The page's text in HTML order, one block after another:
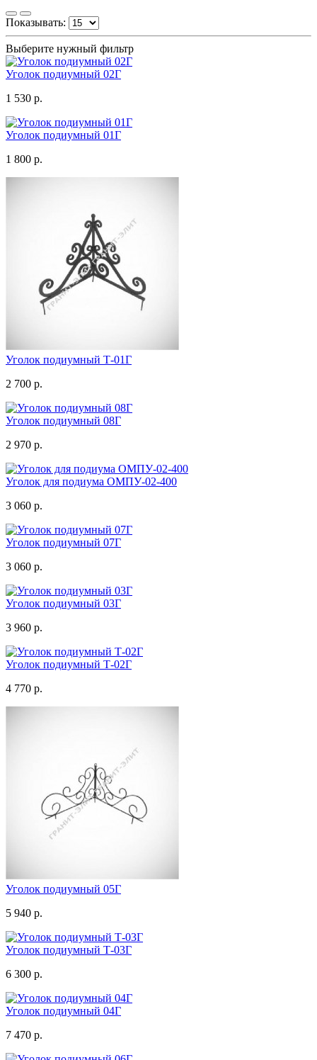
Показывать:
Выберите нужный фильтр
Уголок подиумный 02Г
1 530 р.
Уголок подиумный 01Г
1 800 р.
Уголок подиумный Т-01Г
2 700 р.
Уголок подиумный 08Г
2 970 р.
Уголок для подиума ОМПУ-02-400
3 060 р.
Уголок подиумный 07Г
3 060 р.
Уголок подиумный 03Г
3 960 р.
Уголок подиумный Т-02Г
4 770 р.
Уголок подиумный 05Г
5 940 р.
Уголок подиумный Т-03Г
6 300 р.
Уголок подиумный 04Г
7 470 р.